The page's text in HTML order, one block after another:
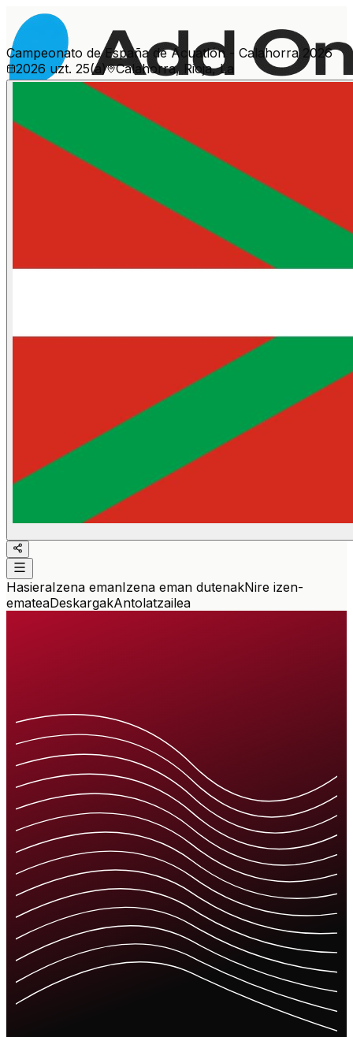
Ekitaldi gehiago
Campeonato de España de Acuatlón - Calahorra 2026
2026 uzt. 25(a) Calahorra, Rioja, La
HasieraIzena emanIzena eman dutenakNire izen-
emateaDeskargakAntolatzailea